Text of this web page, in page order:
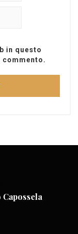
in questo
commento.